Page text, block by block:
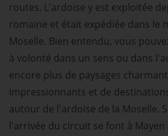
routes. L'ardoise y est exploitée
romaine et était expédiée dans le
Moselle. Bien entendu, vous
à volonté dans un sens ou dans
encore plus de paysages
impressionnants et de
autour de l'ardoise de la Moselle.
l'arrivée du circuit se font à Mayen